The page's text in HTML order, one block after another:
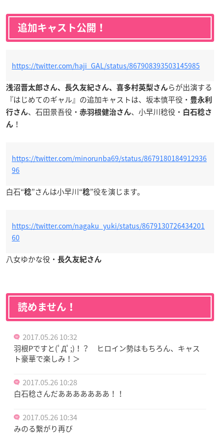
追加キャスト公開！
https://twitter.com/haji_GAL/status/867908393503145985
浅沼晋太郎さん、長久友紀さん、喜多村英梨さんらが出演する
『はじめてのギャル』の追加キャストは、坂本慎平役・ 豊永利
行さん、石田景吾役・ 赤羽根健治さん、小早川稔役・ 白石稔さ
ん ！
https://twitter.com/minorunba69/status/8679180184912936
96
白石“稔”さんは小早川“稔”役を演じます。
https://twitter.com/nagaku_yuki/status/8679130726434201
60
八女ゆかな役・ 長久友紀さん
読めません！
2017.05.26 10:32
羽根Pですと(ﾟДﾟ;)！？ ヒロイン勢はもちろん、キャス
ト豪華で楽しみ！＞
2017.05.26 10:28
白石稔さんだあああああああ！！
2017.05.26 10:34
みのる繋がり再び